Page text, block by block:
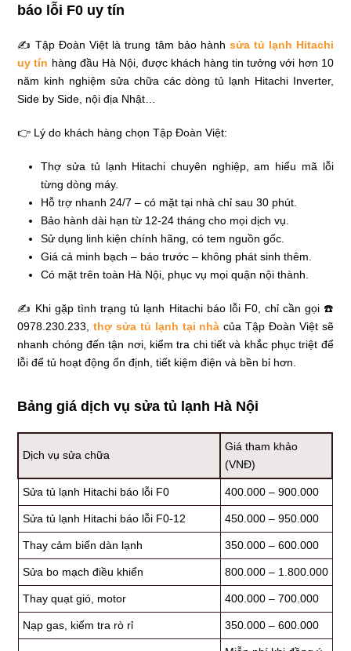
báo lỗi F0 uy tín
✍ Tập Đoàn Việt là trung tâm bảo hành sửa tủ lạnh Hitachi
uy tín hàng đầu Hà Nội, được khách hàng tin tưởng với hơn 10
năm kinh nghiệm sửa chữa các dòng tủ lạnh Hitachi Inverter,
Side by Side, nội địa Nhật…
👉 Lý do khách hàng chọn Tập Đoàn Việt:
Thợ sửa tủ lạnh Hitachi chuyên nghiệp, am hiểu mã lỗi
từng dòng máy.
Hỗ trợ nhanh 24/7 – có mặt tại nhà chỉ sau 30 phút.
Bảo hành dài hạn từ 12-24 tháng cho mọi dịch vụ.
Sử dụng linh kiện chính hãng, có tem nguồn gốc.
Giá cả minh bạch – báo trước – không phát sinh thêm.
Có mặt trên toàn Hà Nội, phục vụ mọi quận nội thành.
✍ Khi gặp tình trạng tủ lạnh Hitachi báo lỗi F0, chỉ cần gọi ☎️
0978.230.233,thợ sửa tủ lạnh tại nhà của Tập Đoàn Việt sẽ
nhanh chóng đến tận nơi, kiểm tra chi tiết và khắc phục triệt để
lỗi để tủ hoạt động ổn định, tiết kiệm điện và bền bỉ hơn.
Bảng giá dịch vụ sửa tủ lạnh Hà Nội
Dịch vụ sửa chữa
Giá tham khảo
(VNĐ)
Sửa tủ lạnh Hitachi báo lỗi F0 400.000 – 900.000
Sửa tủ lạnh Hitachi báo lỗi F0-12 450.000 – 950.000
Thay cảm biến dàn lạnh 350.000 – 600.000
Sửa bo mạch điều khiển 800.000 – 1.800.000
Thay quạt gió, motor 400.000 – 700.000
Nạp gas, kiểm tra rò rỉ 350.000 – 600.000